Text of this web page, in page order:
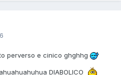
perverso e cinico ghghhg
DIABOLICO